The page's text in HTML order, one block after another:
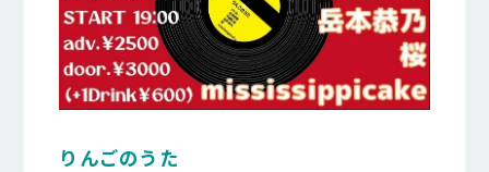
りんごのうた